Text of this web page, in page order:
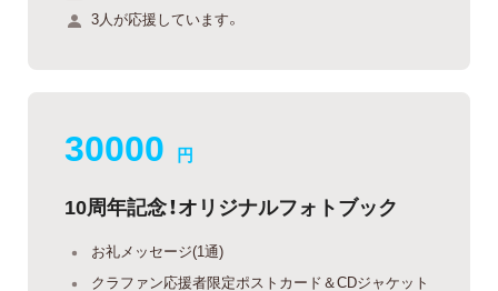
3人が応援しています。
30000 円
10周年記念！オリジナルフォトブック
お礼メッセージ(1通)
クラファン応援者限定ポストカード＆CDジャケット